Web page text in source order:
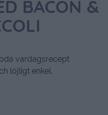
BACON &
vardagsrecept
löjligt enkel.